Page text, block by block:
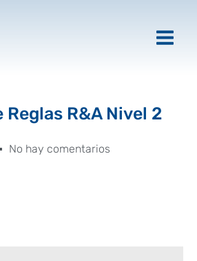
R&A Nivel 2
No hay comentarios